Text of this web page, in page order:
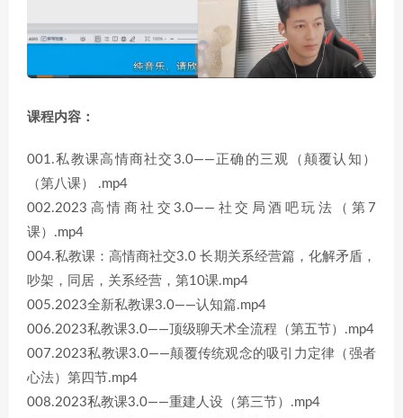
课程内容：
001.私教课高情商社交3.0——正确的三观（颠覆认知）
（第八课） .mp4
002.2023高情商社交3.0——社交局酒吧玩法（第7
课）.mp4
004.私教课：高情商社交3.0 长期关系经营篇，化解矛盾，
吵架，同居，关系经营，第10课.mp4
005.2023全新私教课3.0——认知篇.mp4
006.2023私教课3.0——顶级聊天术全流程（第五节）.mp4
007.2023私教课3.0——颠覆传统观念的吸引力定律（强者
心法）第四节.mp4
008.2023私教课3.0——重建人设（第三节）.mp4